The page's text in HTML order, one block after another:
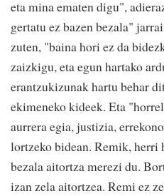
eta mina ematen digu",
gertatu ez bazen bezala"
zuten, "baina hori ez da
zaizkigu, eta egun hartako
erantzukizunak hartu behar
ekimeneko kideek. Eta
aurrera egia, justizia,
lortzeko bidean. Remik, herri
bezala aitortza merezi du.
izan zela aitortzea. Remi ez